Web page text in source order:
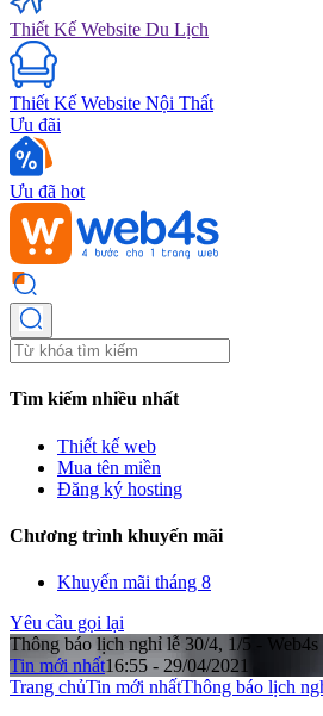
Thiết Kế Website Du Lịch
Thiết Kế Website Nội Thất
Ưu đãi
Ưu đã hot
Tìm kiếm nhiều nhất
Thiết kế web
Mua tên miền
Đăng ký hosting
Chương trình khuyến mãi
Khuyến mãi tháng 8
Yêu cầu gọi lại
Thông báo lịch nghỉ lễ 30/4, 1/5 - Web4s
Tin mới nhất16:55 - 29/04/2021
Trang chủTin mới nhấtThông báo lịch